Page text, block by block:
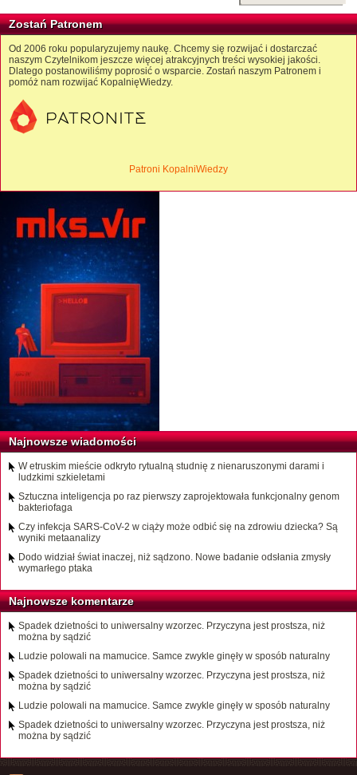
Zostań Patronem
Od 2006 roku popularyzujemy naukę. Chcemy się rozwijać i dostarczać
naszym Czytelnikom jeszcze więcej atrakcyjnych treści wysokiej jakości.
Dlatego postanowiliśmy poprosić o wsparcie. Zostań naszym Patronem i
pomóż nam rozwijać KopalnięWiedzy.
Patroni KopalniWiedzy
Najnowsze wiadomości
W etruskim mieście odkryto rytualną studnię z nienaruszonymi darami i
ludzkimi szkieletami
Sztuczna inteligencja po raz pierwszy zaprojektowała funkcjonalny genom
bakteriofaga
Czy infekcja SARS-CoV-2 w ciąży może odbić się na zdrowiu dziecka? Są
wyniki metaanalizy
Dodo widział świat inaczej, niż sądzono. Nowe badanie odsłania zmysły
wymarłego ptaka
Najnowsze komentarze
Spadek dzietności to uniwersalny wzorzec. Przyczyna jest prostsza, niż
można by sądzić
Ludzie polowali na mamucice. Samce zwykle ginęły w sposób naturalny
Spadek dzietności to uniwersalny wzorzec. Przyczyna jest prostsza, niż
można by sądzić
Ludzie polowali na mamucice. Samce zwykle ginęły w sposób naturalny
Spadek dzietności to uniwersalny wzorzec. Przyczyna jest prostsza, niż
można by sądzić